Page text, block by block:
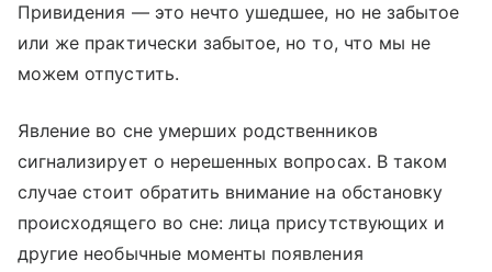
Привидения — это нечто ушедшее, но не забытое
или же практически забытое, но то, что мы не
можем отпустить.
Явление во сне умерших родственников
сигнализирует о нерешенных вопросах. В таком
случае стоит обратить внимание на обстановку
происходящего во сне: лица присутствующих и
другие необычные моменты появления